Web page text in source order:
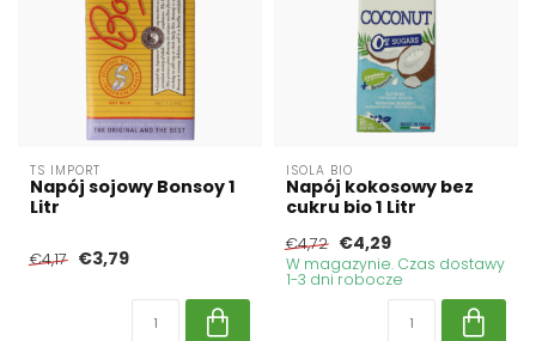
TS IMPORT
Napój sojowy Bonsoy 1
Litr
€4,17 €3,79
ISOLA BIO
Napój kokosowy bez
cukru bio 1 Litr
€4,72 €4,29
W magazynie. Czas dostawy
1-3 dni robocze